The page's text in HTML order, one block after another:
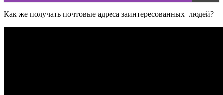
Как же получать почтовые адреса заинтересованных людей?